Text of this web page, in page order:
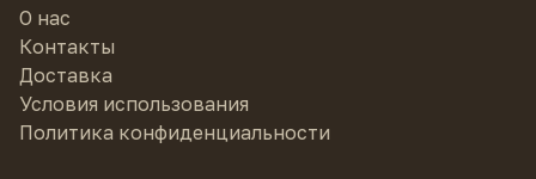
Подавайте, нарезав ломтиками: каждый
кусочек — самостоятельный десерт.
Особенно хорошо работает с
без сахара— горчинка зерна и горчинка
какао идеально перекликаются.
О нас
Контакты
Доставка
Условия использования
Политика конфиденциальности